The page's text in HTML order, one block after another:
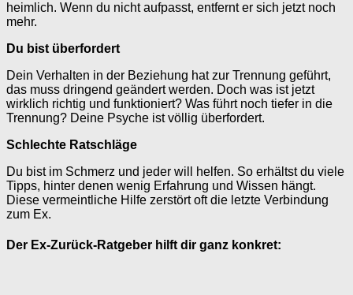
heimlich. Wenn du nicht aufpasst, entfernt er sich jetzt noch
mehr.
Du bist überfordert
Dein Verhalten in der Beziehung hat zur Trennung geführt,
das muss dringend geändert werden. Doch was ist jetzt
wirklich richtig und funktioniert? Was führt noch tiefer in die
Trennung? Deine Psyche ist völlig überfordert.
Schlechte Ratschläge
Du bist im Schmerz und jeder will helfen. So erhältst du viele
Tipps, hinter denen wenig Erfahrung und Wissen hängt.
Diese vermeintliche Hilfe zerstört oft die letzte Verbindung
zum Ex.
Der Ex-Zurück-Ratgeber hilft dir ganz konkret: